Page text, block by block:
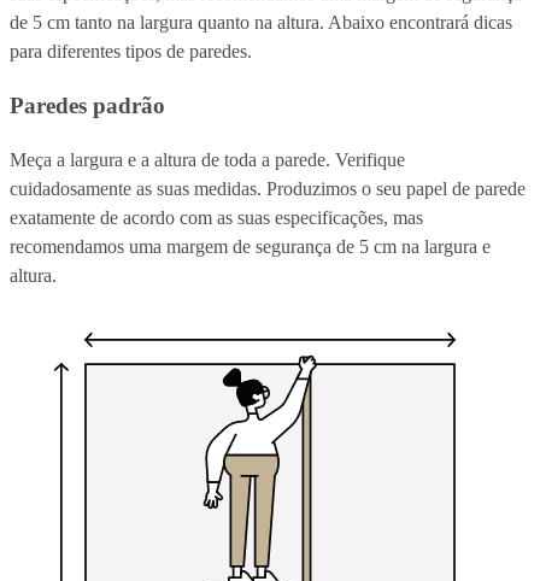
de 5 cm tanto na largura quanto na altura. Abaixo encontrará dicas
para diferentes tipos de paredes.
Paredes padrão
Meça a largura e a altura de toda a parede. Verifique
cuidadosamente as suas medidas. Produzimos o seu papel de parede
exatamente de acordo com as suas especificações, mas
recomendamos uma margem de segurança de 5 cm na largura e
altura.